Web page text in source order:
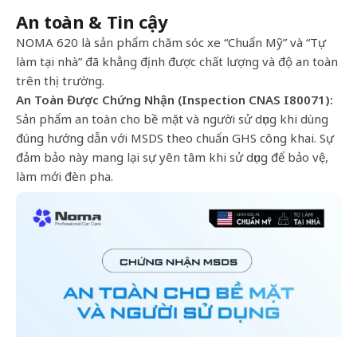
An toàn & Tin cậy
NOMA 620 là sản phẩm chăm sóc xe “Chuẩn Mỹ” và “Tự
làm tại nhà” đã khẳng định được chất lượng và độ an toàn
trên thị trường.
An Toàn Được Chứng Nhận (Inspection CNAS I80071):
Sản phẩm an toàn cho bề mặt và người sử dụng khi dùng
đúng hướng dẫn với MSDS theo chuẩn GHS công khai. Sự
đảm bảo này mang lại sự yên tâm khi sử dụng để bảo vệ,
làm mới đèn pha.